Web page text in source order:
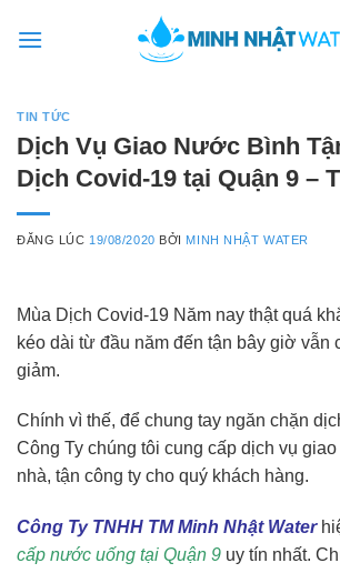
TIN TỨC
Dịch Vụ Giao Nước Bình
Dịch Covid-19 tại Quận 9 –
ĐĂNG LÚC 19/08/2020 BỞI MINH NHẬT WATER
Mùa Dịch Covid-19 Năm nay thật quá
kéo dài từ đầu năm đến tận bây giờ vẫn
giảm.
Chính vì thế, để chung tay ngăn chặn
Công Ty chúng tôi cung cấp dịch vụ
nhà, tận công ty cho quý khách hàng.
Công Ty TNHH TM Minh Nhật Water
cấp nước uống tại Quận 9 uy tín nhất.